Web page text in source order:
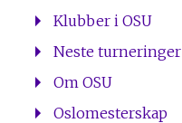
Klubber i OSU
Neste turneringer
Om OSU
Oslomesterskap